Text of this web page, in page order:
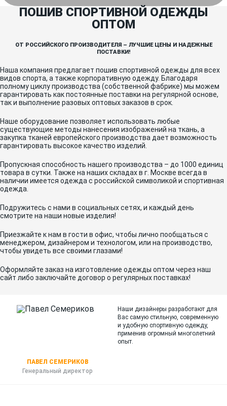
ПОШИВ СПОРТИВНОЙ ОДЕЖДЫ
ОПТОМ
ОТ РОССИЙСКОГО ПРОИЗВОДИТЕЛЯ – ЛУЧШИЕ ЦЕНЫ И НАДЕЖНЫЕ
ПОСТАВКИ!
Наша компания предлагает пошив спортивной одежды для всех
видов спорта, а также корпоративную одежду. Благодаря
полному циклу производства (собственной фабрике) мы можем
гарантировать как постоянные поставки на регулярной основе,
так и выполнение разовых оптовых заказов в срок.
Наше оборудование позволяет использовать любые
существующие методы нанесения изображений на ткань, а
закупка тканей европейского производства дает возможность
гарантировать высокое качество изделий.
Пропускная способность нашего производства – до 1000 единиц
товара в сутки. Также на наших складах в г. Москве всегда в
наличии имеется одежда с российской символикой и спортивная
одежда.
Подружитесь с нами в социальных сетях, и каждый день
смотрите на наши новые изделия!
Приезжайте к нам в гости в офис, чтобы лично пообщаться с
менеджером, дизайнером и технологом, или на производство,
чтобы увидеть все своими глазами!
Оформляйте заказ на изготовление одежды оптом через наш
сайт либо заключайте договор о регулярных поставках!
ПАВЕЛ СЕМЕРИКОВ
Генеральный директор
Наши дизайнеры разработают для
Вас самую стильную, современную
и удобную спортивную одежду,
применив огромный многолетний
опыт.